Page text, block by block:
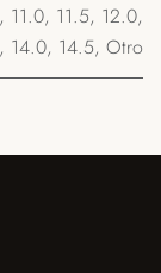
, 11.0, 11.5, 12.0,
, 14.0, 14.5, Otro